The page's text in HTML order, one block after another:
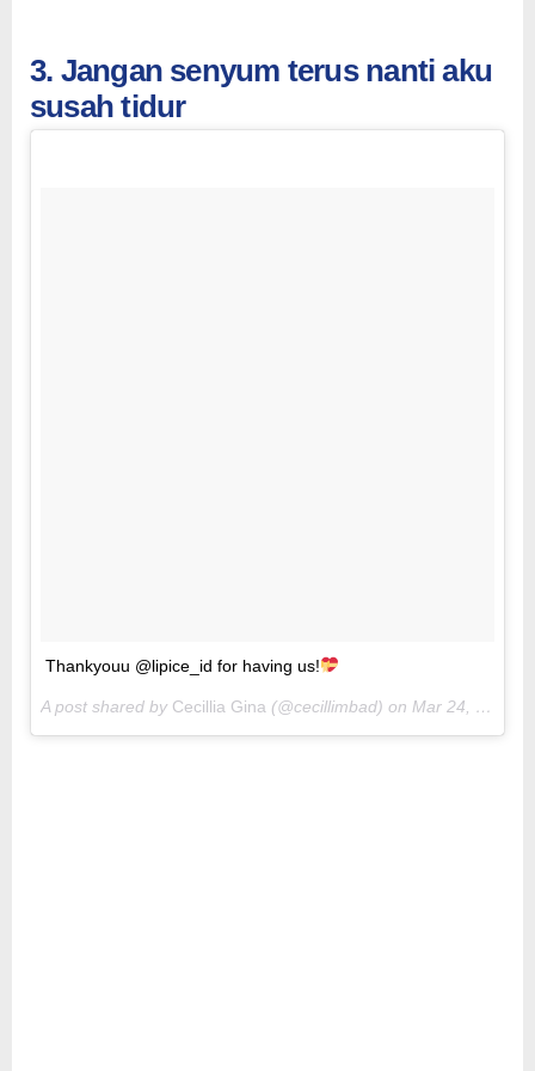
3. Jangan senyum terus nanti aku
susah tidur
Thankyouu @lipice_id for having us!
A post shared by Cecillia Gina (@cecillimbad) on Mar 24, 2018 at 4:59am PDT